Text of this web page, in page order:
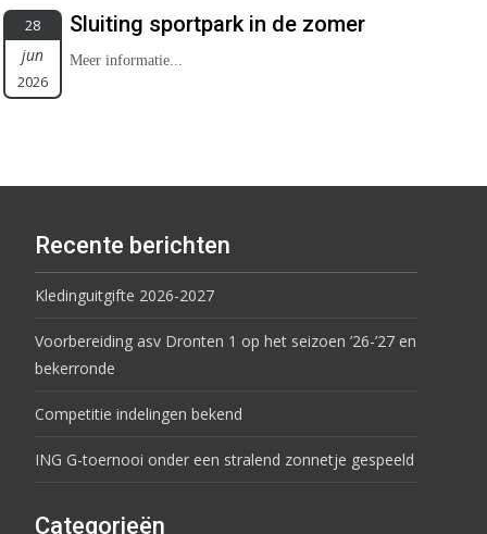
28
jun
2026
Sluiting sportpark in de zomer
Meer informatie...
Recente berichten
Kledinguitgifte 2026-2027
Voorbereiding asv Dronten 1 op het seizoen ’26-’27 en
bekerronde
Competitie indelingen bekend
ING G-toernooi onder een stralend zonnetje gespeeld
Categorieën